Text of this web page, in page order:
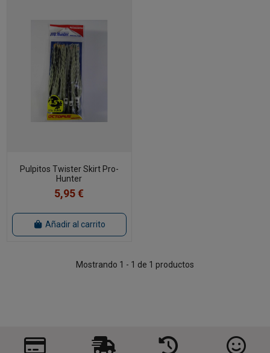
Pulpitos Twister Skirt Pro-
Hunter
5,95 €
Añadir al carrito
Mostrando 1 - 1 de 1 productos